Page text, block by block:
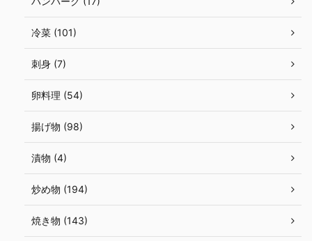
冷菜 (101)
刺身 (7)
卵料理 (54)
揚げ物 (98)
漬物 (4)
炒め物 (194)
焼き物 (143)